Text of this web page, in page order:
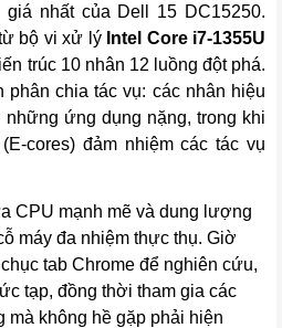
nhất của Dell 15 DC15250.
bộ vi xử lý Intel Core i7-1355U
trúc 10 nhân 12 luồng đột phá.
phân chia tác vụ: các nhân hiệu
ứng dụng nặng, trong khi
cores) đảm nhiệm các tác vụ
CPU mạnh mẽ và dung lượng
máy đa nhiệm thực thụ. Giờ
tab Chrome để nghiên cứu,
tạp, đồng thời tham gia các
mà không hề gặp phải hiện